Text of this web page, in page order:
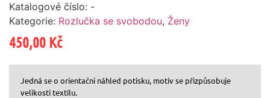
Katalogové číslo: -
Kategorie: Rozlučka se svobodou, Ženy
450,00 Kč
Jedná se o orientační náhled potisku, motiv se přizpůsobuje
velikosti textilu.